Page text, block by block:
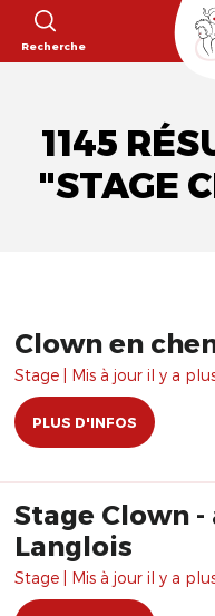
Recherche
1145
"STAGE
Clown en
Stage | Mis à jour il y a
PLUS D'INFOS
Stage Clown -
Langlois
Stage | Mis à jour il y a